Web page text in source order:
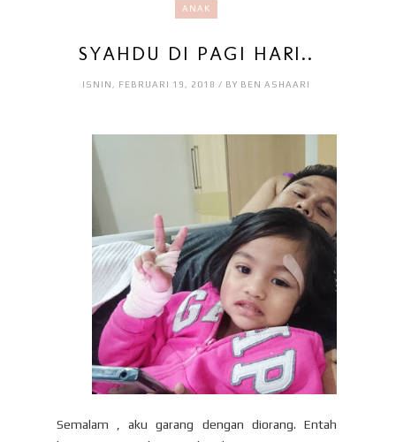
ANAK
SYAHDU DI PAGI HARI..
ISNIN, FEBRUARI 19, 2018 / BY BEN ASHAARI
Semalam , aku garang dengan diorang. Entah